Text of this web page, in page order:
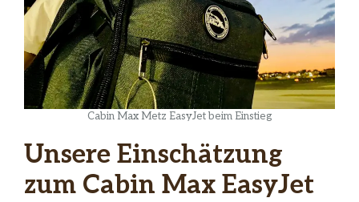
Cabin Max Metz EasyJet beim Einstieg
Unsere Einschätzung
zum Cabin Max EasyJet